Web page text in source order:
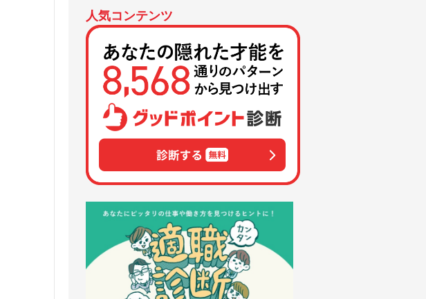
人気コンテンツ